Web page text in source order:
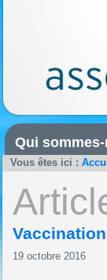
Qui
Vous êtes ici :
19 octobre 2016